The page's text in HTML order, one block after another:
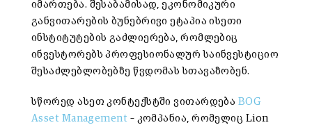
იმართება. შესაბამისად, ეკონომიკური
განვითარების ბუნებრივი ეტაპია ისეთი
ინსტიტუტების გაძლიერება, რომლებიც
ინვესტორებს პროფესიონალურ საინვესტიციო
შესაძლებლობებზე წვდომას სთავაზობენ.
სწორედ ასეთ კონტექსტში ვითარდება BOG
Asset Management – კომპანია, რომელიც Lion